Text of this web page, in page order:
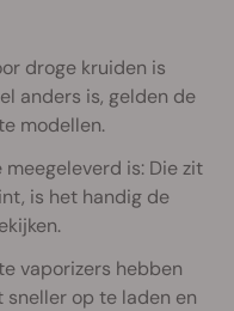
droge kruiden is
anders is, gelden de
modellen.
meegeleverd is: Die zit
is het handig de
vaporizers hebben
sneller op te laden en